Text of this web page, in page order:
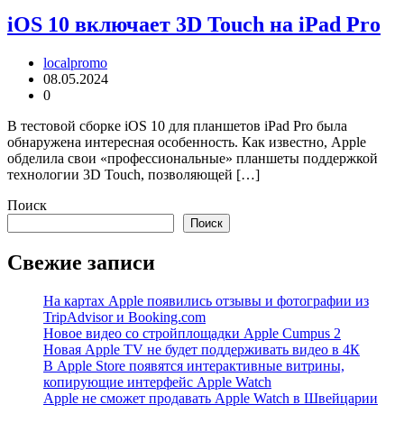
iOS 10 включает 3D Touch на iPad Pro
localpromo
08.05.2024
0
В тестовой сборке iOS 10 для планшетов iPad Pro была
обнаружена интересная особенность. Как известно, Apple
обделила свои «профессиональные» планшеты поддержкой
технологии 3D Touch, позволяющей […]
Поиск
Поиск
Свежие записи
На картах Apple появились отзывы и фотографии из
TripAdvisor и Booking.com
Новое видео со стройплощадки Apple Cumpus 2
Новая Apple TV не будет поддерживать видео в 4К
В Apple Store появятся интерактивные витрины,
копирующие интерфейс Apple Watch
Apple не сможет продавать Apple Watch в Швейцарии